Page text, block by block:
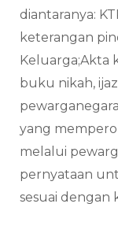
diantaranya:
keterangan
Keluarga;Akta
buku nikah,
yang
melalui
pernyataan
sesuai dengan